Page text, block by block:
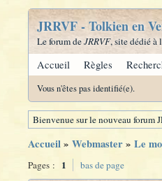
JRRVF - Tolkien en
Le forum deJRRVF, site dédié à
Accueil Règles
Vous n'êtes pas identifié(e).
Bienvenue sur le nouveau forum
Accueil» Webmaster» Le
Pages : 1 bas de page